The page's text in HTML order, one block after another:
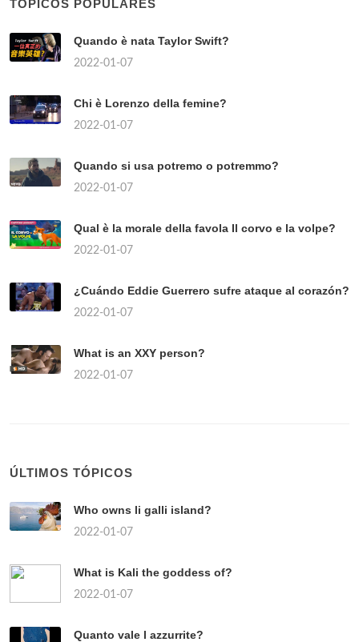
TÓPICOS POPULARES
Quando è nata Taylor Swift?
2022-01-07
Chi è Lorenzo della femine?
2022-01-07
Quando si usa potremo o potremmo?
2022-01-07
Qual è la morale della favola Il corvo e la volpe?
2022-01-07
¿Cuándo Eddie Guerrero sufre ataque al corazón?
2022-01-07
What is an XXY person?
2022-01-07
ÚLTIMOS TÓPICOS
Who owns li galli island?
2022-01-07
What is Kali the goddess of?
2022-01-07
Quanto vale l azzurrite?